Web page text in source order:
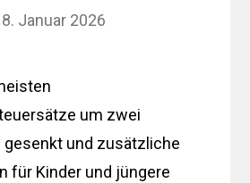
Januar 2026
um zwei
und zusätzliche
für Kinder und jüngere